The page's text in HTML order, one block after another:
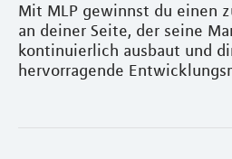
Mit MLP gewinnst du einen
an deiner Seite, der seine
kontinuierlich ausbaut und
hervorragende